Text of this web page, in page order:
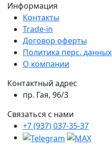
Информация
Контакты
Trade-in
Договор оферты
Политика перс. данных
О компании
Контактный адрес
пр. Гая, 96/3
Связаться с нами
+7 (937) 037-35-37